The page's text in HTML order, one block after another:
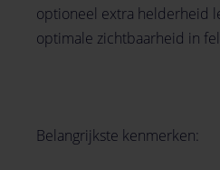
optioneel extra helderheid
optimale zichtbaarheid in
Belangrijkste kenmerken: